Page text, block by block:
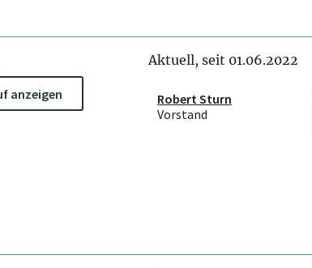
anzeigen
Aktuell, seit 01.06.2022
Robert Sturn
Vorstand